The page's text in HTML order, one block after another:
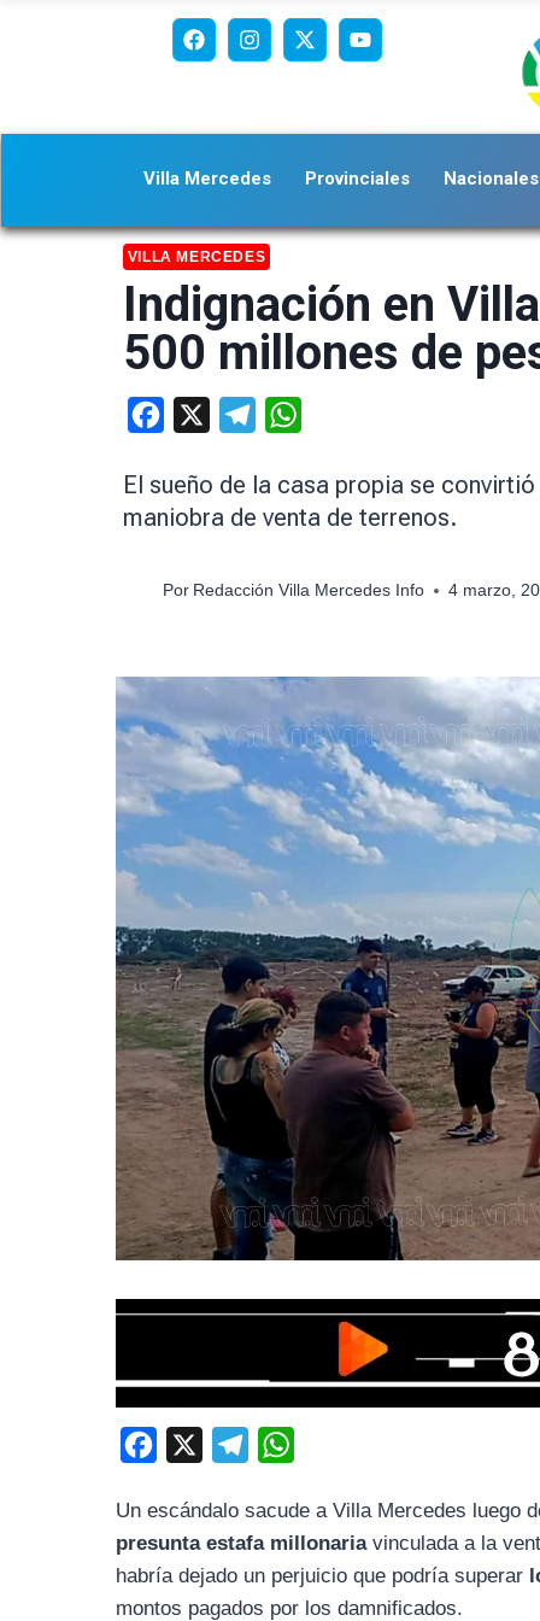
Villa Mercedes Provinciales Nacionales
VILLA MERCEDES
Indignación en
500 millones de
Facebook Telegram
El sueño de la casa propia se
maniobra de venta de terrenos.
Por Redacción Villa Mercedes Info 4 marzo,
c
e
b
l
e
g
a
t
s
Un escándalo sacude a Villa Mercedes luego
presunta estafa millonariavinculada a la
habría dejado un perjuicio que podría superar
montos pagados por los damnificados.